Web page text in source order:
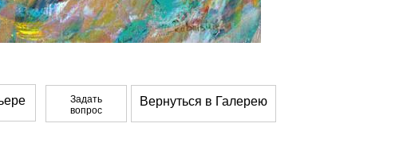
Задать
вопрос
Вернуться в Галерею